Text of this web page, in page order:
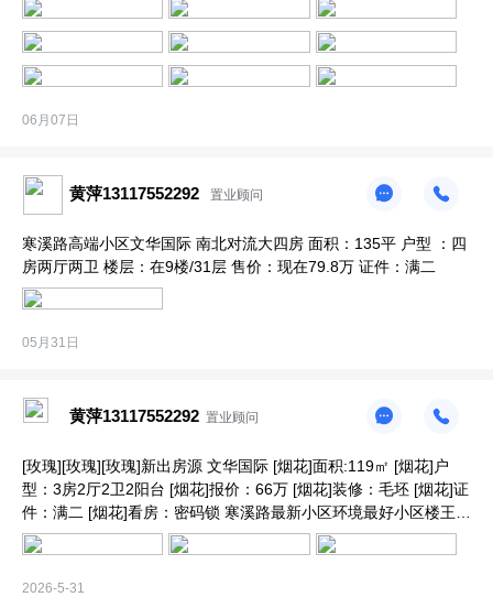
06月07日
黄萍13117552292 置业顾问
寒溪路高端小区文华国际 南北对流大四房 面积：135平 户型 ：四
房两厅两卫 楼层：在9楼/31层 售价：现在79.8万 证件：满二 ​
05月31日
黄萍13117552292 置业顾问
[玫瑰][玫瑰][玫瑰]新出房源 文华国际 [烟花]面积:119㎡ [烟花]户
型：3房2厅2卫2阳台 [烟花]报价：66万 [烟花]装修：毛坯 [烟花]证
件：满二 [烟花]看房：密码锁 寒溪路最新小区环境最好小区楼王栋
视野无遮挡！
2026-5-31